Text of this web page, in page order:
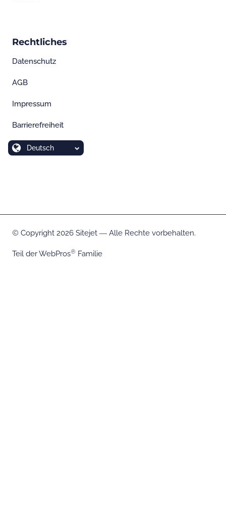
Rechtliches
Datenschutz
AGB
Impressum
Barrierefreiheit
Deutsch
Copyright 2026 Sitejet ― Alle Rechte vorbehalten.
Teil derWebPros Familie